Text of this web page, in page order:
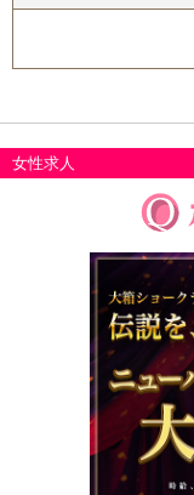
女性求人